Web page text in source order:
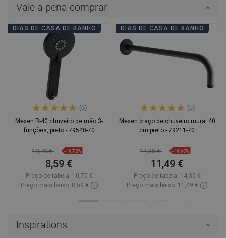
Vale a pena comprar
DIAS DE CASA DE BANHO
(6)
Mexen R-40 chuveiro de mão 3-
funções, preto - 79540-70
10,70 € -19,72%
8,59 €
Preço de tabela: 10,70 €
Preço mais baixo: 8,59 €
DIAS DE CASA DE BANHO
(5)
Mexen braço de chuveiro mural 40
cm preto - 79211-70
14,30 € -19,65%
11,49 €
Preço de tabela: 14,30 €
Preço mais baixo: 11,49 €
Inspirations